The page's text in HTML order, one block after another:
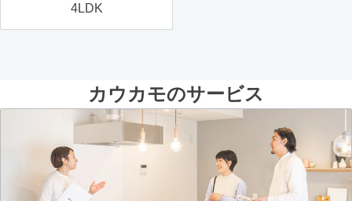
4LDK
カウカモのサービス